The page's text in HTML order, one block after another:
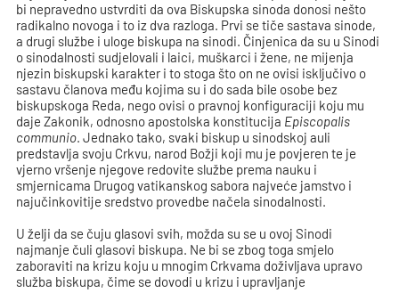
bi nepravedno ustvrditi da ova Biskupska sinoda donosi nešto
radikalno novoga i to iz dva razloga. Prvi se tiče sastava sinode,
a drugi službe i uloge biskupa na sinodi. Činjenica da su u Sinodi
o sinodalnosti sudjelovali i laici, muškarci i žene, ne mijenja
njezin biskupski karakter i to stoga što on ne ovisi isključivo o
sastavu članova među kojima su i do sada bile osobe bez
biskupskoga Reda, nego ovisi o pravnoj konfiguraciji koju mu
daje Zakonik, odnosno apostolska konstitucija Episcopalis
communio. Jednako tako, svaki biskup u sinodskoj auli
predstavlja svoju Crkvu, narod Božji koji mu je povjeren te je
vjerno vršenje njegove redovite službe prema nauku i
smjernicama Drugog vatikanskog sabora najveće jamstvo i
najučinkovitije sredstvo provedbe načela sinodalnosti.
U želji da se čuju glasovi svih, možda su se u ovoj Sinodi
najmanje čuli glasovi biskupa. Ne bi se zbog toga smjelo
zaboraviti na krizu koju u mnogim Crkvama doživljava upravo
služba biskupa, čime se dovodi u krizu i upravljanje